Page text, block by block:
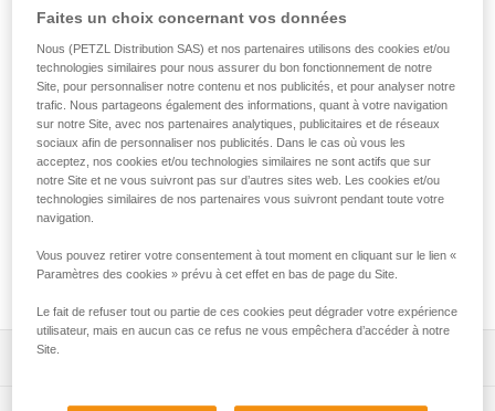
exigences. Sa lame banane affinée en bout et sa cale
nécessaire pour les passages les plus délicats. Le design de
sa tête et son manche galbé vous garantissent une prise en
main confortable, que ce soit en piolet-canne ou en piolet-
traction. Selon la version, il est équipé d'une panne ou d'un
marteau minimalistes, mais efficaces, pour déblayer la neige
ou retaper un piton. Et pour une accroche optimale en glace
froide, vous pouvez ajouter des masselottes (en option).
Choisissez GULLY pour vos prochains défis !
Achetez en ligne
Descriptif
Extrême légèreté :
Faites un choix concernant vos données
Nous (PETZL Distribution SAS) et nos partenaires utilisons des cookies et/ou
technologies similaires pour nous assurer du bon fonctionnement de notre
Site, pour personnaliser notre contenu et nos publicités, et pour analyser notre
trafic. Nous partageons également des informations, quant à votre navigation
sur notre Site, avec nos partenaires analytiques, publicitaires et de réseaux
sociaux afin de personnaliser nos publicités. Dans le cas où vous les
acceptez, nos cookies et/ou technologies similaires ne sont actifs que sur
notre Site et ne vous suivront pas sur d’autres sites web. Les cookies et/ou
technologies similaires de nos partenaires vous suivront pendant toute votre
navigation.
Vous pouvez retirer votre consentement à tout moment en cliquant sur le lien «
Paramètres des cookies » prévu à cet effet en bas de page du Site.
Le fait de refuser tout ou partie de ces cookies peut dégrader votre expérience
utilisateur, mais en aucun cas ce refus ne vous empêchera d’accéder à notre
Site.